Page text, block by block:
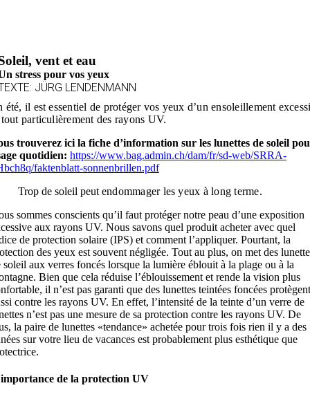
vent et eau
stress pour vos yeux
JÜRG LENDENMANN
été, il est essentiel de protéger vos yeux d’un ensoleillement
particulièrement des rayons UV.
trouverez ici la fiche d’information sur les lunettes de soleil
quotidien: https://www.bag.admin.ch/dam/fr/sd-web/SRRA-
faktenblatt-sonnenbrillen.pdf
Trop de soleil peut endommager les yeux à long terme.
sommes conscients qu’il faut protéger notre peau d’une exposition
aux rayons UV. Nous savons quel produit acheter avec quel
de protection solaire (IPS) et comment l’appliquer. Pourtant, la
des yeux est souvent négligée. Tout au plus, on met des
soleil aux verres foncés lorsque la lumière éblouit à la plage ou à la
Bien que cela réduise l’éblouissement et rende la vision plus
il n’est pas garanti que des lunettes teintées foncées protègent
contre les rayons UV. En effet, l’intensité de la teinte d’un verre de
n’est pas une mesure de sa protection contre les rayons UV. De
la paire de lunettes «tendance» achetée pour trois fois rien il y a des
sur votre lieu de vacances est probablement plus esthétique que
de la protection UV